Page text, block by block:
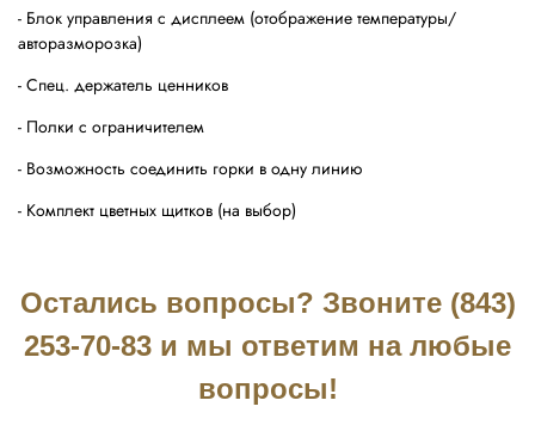
- Блок управления с дисплеем (отображение температуры/
авторазморозка)
- Спец. держатель ценников
- Полки с ограничителем
- Возможность соединить горки в одну линию
- Комплект цветных щитков (на выбор)
Остались вопросы? Звоните (843)
253-70-83 и мы ответим на любые
вопросы!